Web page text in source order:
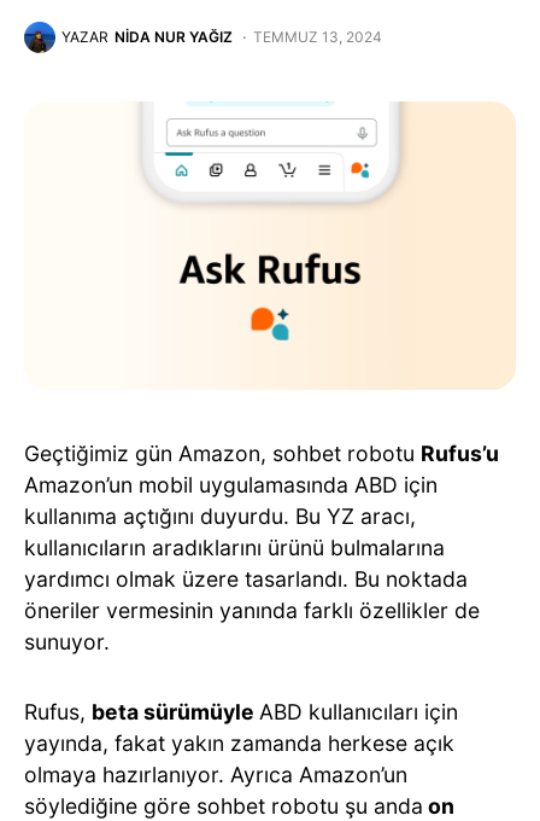
YAZAR NIDA NUR YAĞIZ TEMMUZ 13, 2024
Geçtiğimiz gün Amazon, sohbet robotu Rufus’u
Amazon’un mobil uygulamasında ABD için
kullanıma açtığını duyurdu. Bu YZ aracı,
kullanıcıların aradıklarını ürünü bulmalarına
yardımcı olmak üzere tasarlandı. Bu noktada
öneriler vermesinin yanında farklı özellikler de
sunuyor.
Rufus, beta sürümüyle ABD kullanıcıları için
yayında, fakat yakın zamanda herkese açık
olmaya hazırlanıyor. Ayrıca Amazon’un
söylediğine göre sohbet robotu şu anda on